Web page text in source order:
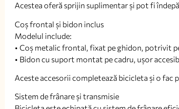
Acestea oferă sprijin suplimentar și pot fi
Coș frontal și bidon inclus
Modelul include:
• Coș metalic frontal, fixat pe ghidon, potrivit
• Bidon cu suport montat pe cadru, ușor
Aceste accesorii completează bicicleta și o fac
Sistem de frânare și transmisie